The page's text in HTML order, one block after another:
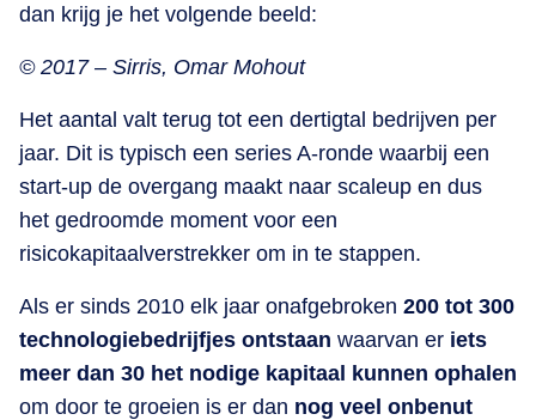
dan krijg je het volgende beeld:
© 2017 – Sirris, Omar Mohout
Het aantal valt terug tot een dertigtal bedrijven per
jaar. Dit is typisch een series A-ronde waarbij een
start-up de overgang maakt naar scaleup en dus
het gedroomde moment voor een
risicokapitaalverstrekker om in te stappen.
Als er sinds 2010 elk jaar onafgebroken 200 tot 300
technologiebedrijfjes ontstaan waarvan er iets
meer dan 30 het nodige kapitaal kunnen ophalen
om door te groeien is er dan nog veel onbenut